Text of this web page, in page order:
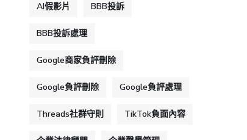
AI假影片 BBB投訴
BBB投訴處理
Google商家負評刪除
Google負評刪除 Google負評處理
Threads社群守則 TikTok負面內容